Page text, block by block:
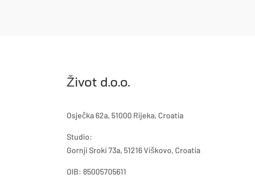
Život d.o.o.
Osječka 62a, 51000 Rijeka, Croatia
Studio:
Gornji Sroki 73a, 51216 Viškovo, Croatia
OIB: 85005705611